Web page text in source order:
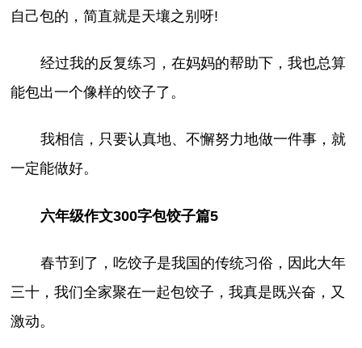
自己包的，简直就是天壤之别呀!
经过我的反复练习，在妈妈的帮助下，我也总算
能包出一个像样的饺子了。
我相信，只要认真地、不懈努力地做一件事，就
一定能做好。
六年级作文300字包饺子篇5
春节到了，吃饺子是我国的传统习俗，因此大年
三十，我们全家聚在一起包饺子，我真是既兴奋，又
激动。